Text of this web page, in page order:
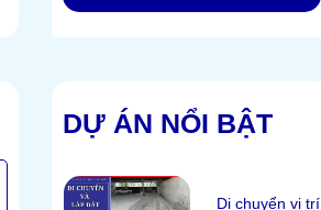
DỰ ÁN NỔI BẬT
Di chuyển vị trí